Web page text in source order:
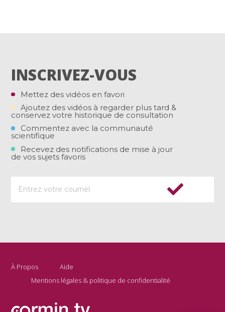
INSCRIVEZ-VOUS
Mettez des vidéos en favori
Ajoutez des vidéos à regarder plus tard &
conservez votre historique de consultation
Commentez avec la communauté
scientifique
Recevez des notifications de mise à jour
de vos sujets favoris
À Propos
Aide
Mentions légales & politique de confidentialité